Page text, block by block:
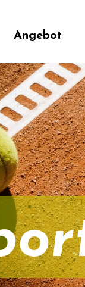
Trainer